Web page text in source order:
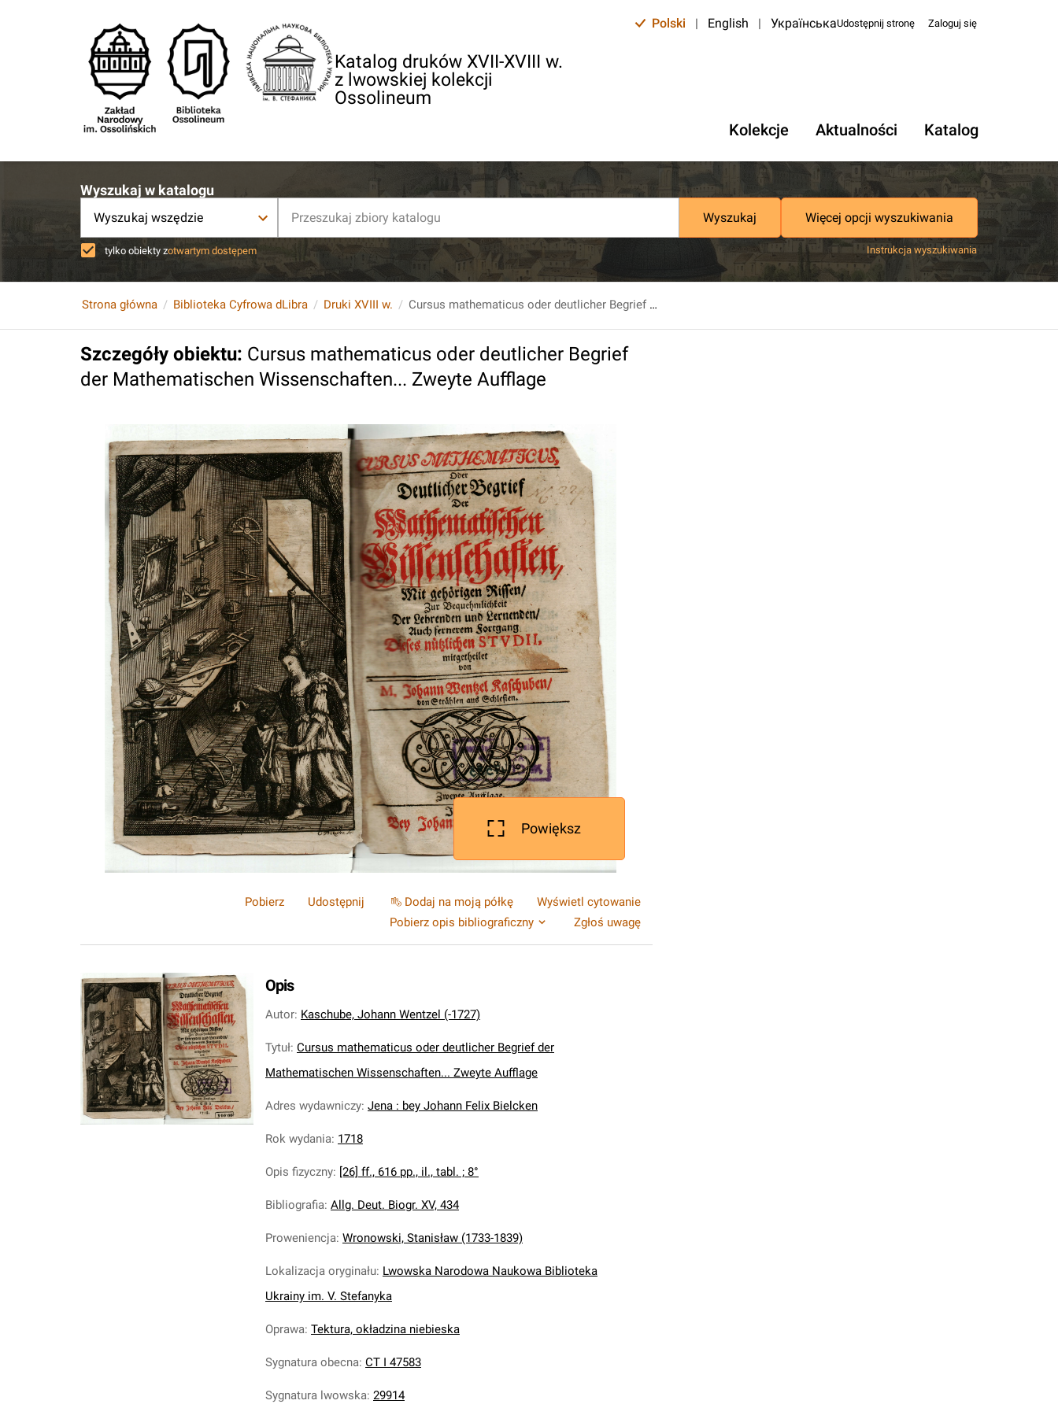
Katalog druków XVII-XVIII w.
z lwowskiej kolekcji
Ossolineum
Polski | English | УкраїнськаUdostępnij stronę Zaloguj się
Kolekcje Aktualności Katalog
Wyszukaj w katalogu
Wyszukaj wszędzie Wyszukaj Więcej opcji wyszukiwania
tylko obiekty zotwartym dostępem Instrukcja wyszukiwania
Strona główna Biblioteka Cyfrowa dLibra Druki XVIII w. Cursus mathematicus oder deutlicher Begrief der Mathematischen Wissenschaften... Zweyte Aufflage
Szczegóły obiektu: Cursus mathematicus oder deutlicher Begrief
der Mathematischen Wissenschaften... Zweyte Aufflage
Powiększ
Pobierz Udostępnij Dodaj na moją półkę
Wyświetl cytowanie
Pobierz opis bibliograficzny
Zgłoś uwagę
Opis
Autor: Kaschube, Johann Wentzel (-1727)
Tytuł: Cursus mathematicus oder deutlicher Begrief der
Mathematischen Wissenschaften... Zweyte Aufflage
Adres wydawniczy: Jena : bey Johann Felix Bielcken
Rok wydania: 1718
Opis fizyczny: [26] ff., 616 pp., il., tabl. ; 8°
Bibliografia: Allg. Deut. Biogr. XV, 434
Proweniencja: Wronowski, Stanisław (1733-1839)
Lokalizacja oryginału: Lwowska Narodowa Naukowa Biblioteka
Ukrainy im. V. Stefanyka
Oprawa: Tektura, okładzina niebieska
Sygnatura obecna: CT I 47583
Sygnatura lwowska: 29914